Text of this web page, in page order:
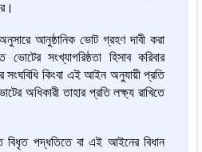
আনুষ্ঠানিক ভোট গ্রহণ দাবী করা
সংখ্যাগরিষ্ঠতা হিসাব করিবার
সংঘবিধি কিংবা এই আইন অনুযায়ী প্রতি
অধিকারী তাহার প্রতি লক্ষ্য রাখিতে
বিধৃত পদ্ধতিতে বা এই আইনের বিধান